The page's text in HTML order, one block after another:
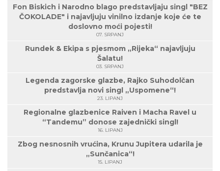
Fon Biskich i Narodno blago predstavljaju singl "BEZ
ČOKOLADE" i najavljuju vinilno izdanje koje će te
doslovno moći pojesti!
07. SRPANJ
Rundek & Ekipa s pjesmom „Rijeka“ najavljuju
Šalatu!
03. SRPANJ
Legenda zagorske glazbe, Rajko Suhodolčan
predstavlja novi singl „Uspomene“!
23. LIPANJ
Regionalne glazbenice Raiven i Macha Ravel u
“Tandemu” donose zajednički singl!
16. LIPANJ
Zbog nesnosnih vrućina, Krunu Jupitera udarila je
„Sunčanica“!
15. LIPANJ